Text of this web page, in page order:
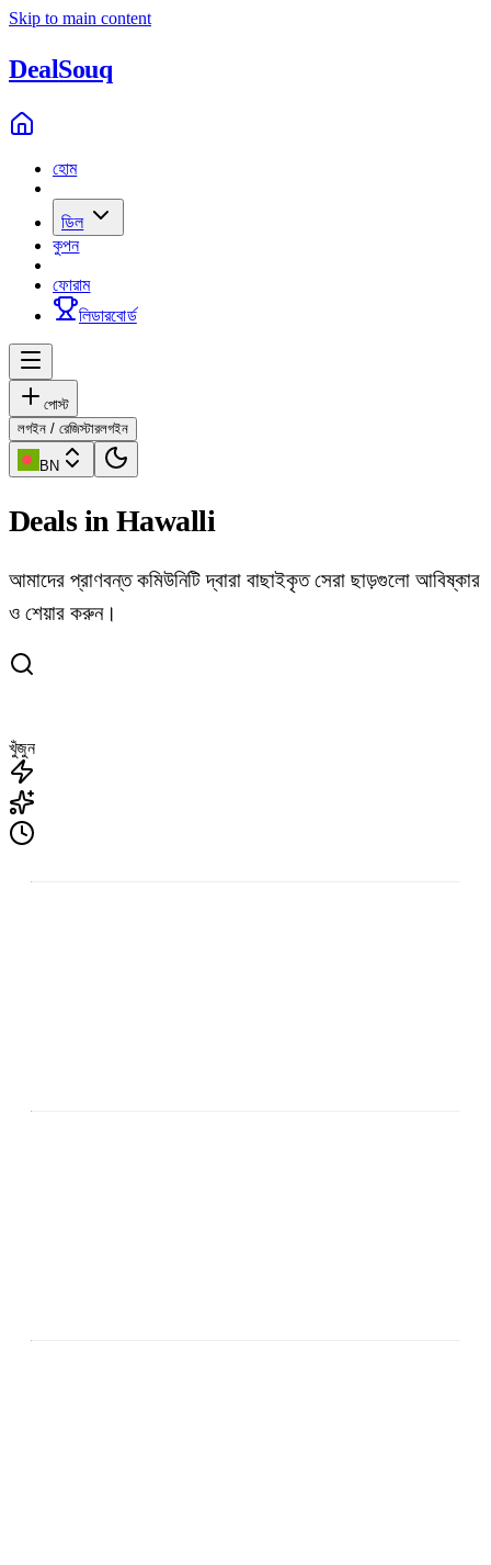
Skip to main content
DealSouq
হোম
ডিল
কুপন
ফোরাম
লিডারবোর্ড
পোস্ট
লগইন / রেজিস্টারলগইন
BN
Deals in Hawalli
আমাদের প্রাণবন্ত কমিউনিটি দ্বারা বাছাইকৃত সেরা ছাড়গুলো আবিষ্কার
ও শেয়ার করুন।
খুঁজুন